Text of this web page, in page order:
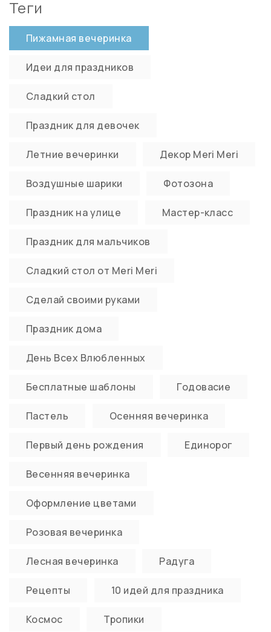
Теги
Пижамная вечеринка
Идеи для праздников
Сладкий стол
Праздник для девочек
Летние вечеринки Декор Meri Meri
Воздушные шарики Фотозона
Праздник на улице Мастер-класс
Праздник для мальчиков
Сладкий стол от Meri Meri
Сделай своими руками
Праздник дома
День Всех Влюбленных
Бесплатные шаблоны Годовасие
Пастель Осенняя вечеринка
Первый день рождения Единорог
Весенняя вечеринка
Оформление цветами
Розовая вечеринка
Лесная вечеринка Радуга
Рецепты 10 идей для праздника
Космос Тропики